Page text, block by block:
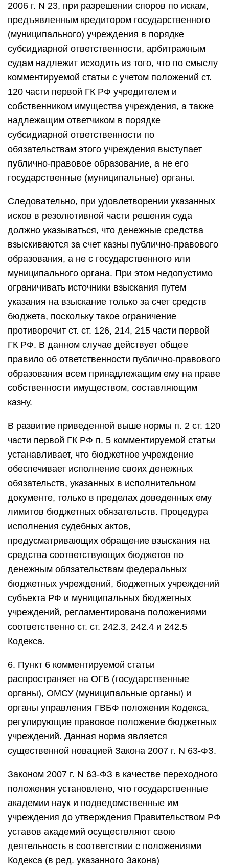
2006 г. N 23, при разрешении споров по искам,
предъявленным кредитором государственного
(муниципального) учреждения в порядке
субсидиарной ответственности, арбитражным
судам надлежит исходить из того, что по смыслу
комментируемой статьи с учетом положений ст.
120 части первой ГК РФ учредителем и
собственником имущества учреждения, а также
надлежащим ответчиком в порядке
субсидиарной ответственности по
обязательствам этого учреждения выступает
публично-правовое образование, а не его
государственные (муниципальные) органы.
Следовательно, при удовлетворении указанных
исков в резолютивной части решения суда
должно указываться, что денежные средства
взыскиваются за счет казны публично-правового
образования, а не с государственного или
муниципального органа. При этом недопустимо
ограничивать источники взыскания путем
указания на взыскание только за счет средств
бюджета, поскольку такое ограничение
противоречит ст. ст. 126, 214, 215 части первой
ГК РФ. В данном случае действует общее
правило об ответственности публично-правового
образования всем принадлежащим ему на праве
собственности имуществом, составляющим
казну.
В развитие приведенной выше нормы п. 2 ст. 120
части первой ГК РФ п. 5 комментируемой статьи
устанавливает, что бюджетное учреждение
обеспечивает исполнение своих денежных
обязательств, указанных в исполнительном
документе, только в пределах доведенных ему
лимитов бюджетных обязательств. Процедура
исполнения судебных актов,
предусматривающих обращение взыскания на
средства соответствующих бюджетов по
денежным обязательствам федеральных
бюджетных учреждений, бюджетных учреждений
субъекта РФ и муниципальных бюджетных
учреждений, регламентирована положениями
соответственно ст. ст. 242.3, 242.4 и 242.5
Кодекса.
6. Пункт 6 комментируемой статьи
распространяет на ОГВ (государственные
органы), ОМСУ (муниципальные органы) и
органы управления ГВБФ положения Кодекса,
регулирующие правовое положение бюджетных
учреждений. Данная норма является
существенной новацией Закона 2007 г. N 63-ФЗ.
Законом 2007 г. N 63-ФЗ в качестве переходного
положения установлено, что государственные
академии наук и подведомственные им
учреждения до утверждения Правительством РФ
уставов академий осуществляют свою
деятельность в соответствии с положениями
Кодекса (в ред. указанного Закона)